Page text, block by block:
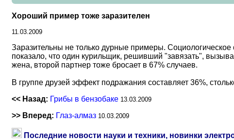
Хороший пример тоже заразителен
11.03.2009
Заразительны не только дурные примеры.
показало, что один курильщик, решивший "завязать",
жена, второй партнер тоже бросает в 67% случаев.
В группе друзей эффект подражания составляет 36%,
<< Назад: Грибы в бензобаке 13.03.2009
>> Вперед: Глаз-алмаз 10.03.2009
Последние новости науки и техники, новинки